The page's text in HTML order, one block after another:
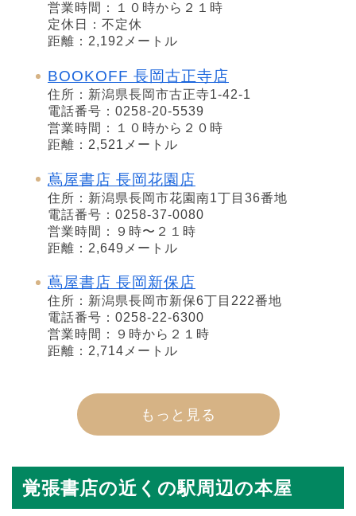
営業時間：１０時から２１時
定休日：不定休
距離：2,192メートル
BOOKOFF 長岡古正寺店
住所：新潟県長岡市古正寺1-42-1
電話番号：0258-20-5539
営業時間：１０時から２０時
距離：2,521メートル
蔦屋書店 長岡花園店
住所：新潟県長岡市花園南1丁目36番地
電話番号：0258-37-0080
営業時間：９時〜２１時
距離：2,649メートル
蔦屋書店 長岡新保店
住所：新潟県長岡市新保6丁目222番地
電話番号：0258-22-6300
営業時間：９時から２１時
距離：2,714メートル
もっと見る
覚張書店の近くの駅周辺の本屋